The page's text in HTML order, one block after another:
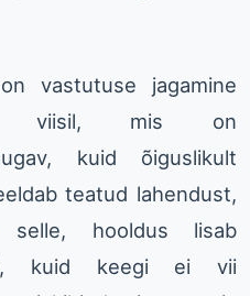
vastutuse jagamine
viisil, mis on
kuid õiguslikult
teatud lahendust,
selle, hooldus lisab
kuid keegi ei vii